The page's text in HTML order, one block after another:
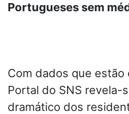
Portugueses sem
Com dados que estão
Portal do SNS revela-
dramático dos